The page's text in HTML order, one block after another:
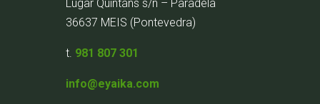
Lugar Quintáns s/n – Paradela
36637 MEIS (Pontevedra)
t. 981 807 301
info@eyaika.com